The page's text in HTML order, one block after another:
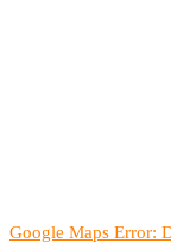
Google Maps Error: